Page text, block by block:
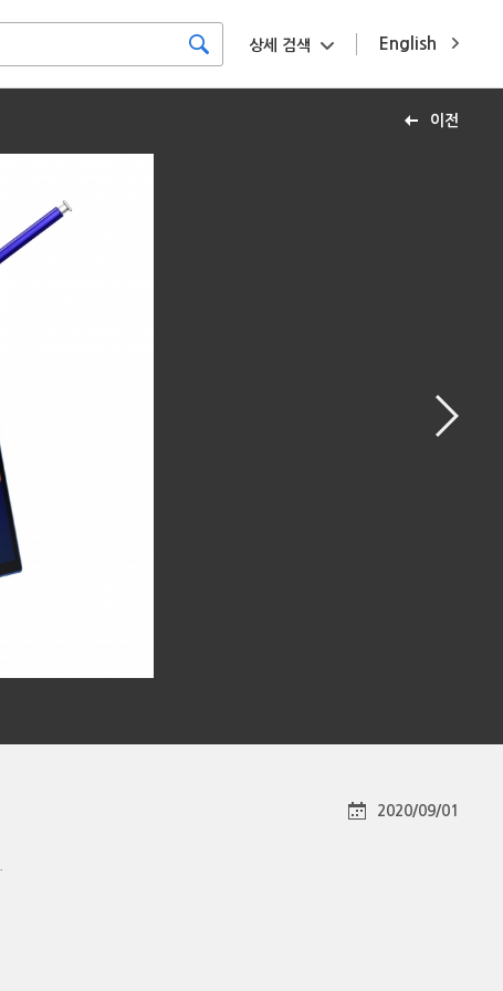
English
상세 검색
이전
2020/09/01